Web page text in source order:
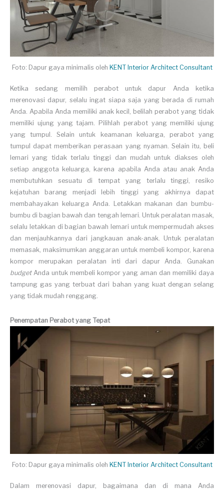
Foto: Dapur gaya minimalis oleh KENT Interior Architect Consultant
Ketika sedang memilih perabot untuk dapur Anda ketika
merenovasi dapur, selalu ingat siapa saja yang berada di rumah
Anda. Apabila Anda memiliki anak kecil, belilah perabot yang tidak
memiliki ujung yang tajam. Pilihlah perabot yang memiliki ujung
yang tumpul. Selain untuk keamanan keluarga, perabot yang
tumpul dapat memberikan perasaan yang nyaman. Selain itu, beli
lemari yang tidak terlalu tinggi dan mudah untuk diakses oleh
setiap anggota keluarga, karena apabila Anda atau anak Anda
membutuhkan sesuatu di tempat yang terlalu tinggi, resiko
kejatuhan barang menjadi lebih tinggi yang akhirnya dapat
membahayakan keluarga Anda. Letakkan makanan dan bumbu-
bumbu di bagian bawah dan tengah lemari. Untuk peralatan masak,
selalu letakkan di bagian bawah lemari untuk mempermudah akses
dan menjauhkannya dari jangkauan anak-anak. Untuk peralatan
memasak, maksimumkan anggaran untuk membeli kompor, karena
kompor merupakan peralatan inti dari dapur Anda. Gunakan
budget Anda untuk membeli kompor yang aman dan memiliki daya
tampung gas yang terbuat dari bahan yang kuat dengan selang
yang tidak mudah renggang.
Penempatan Perabot yang Tepat
Foto: Dapur gaya minimalis oleh KENT Interior Architect Consultant
Dalam merenovasi dapur, bagaimana dan di mana Anda